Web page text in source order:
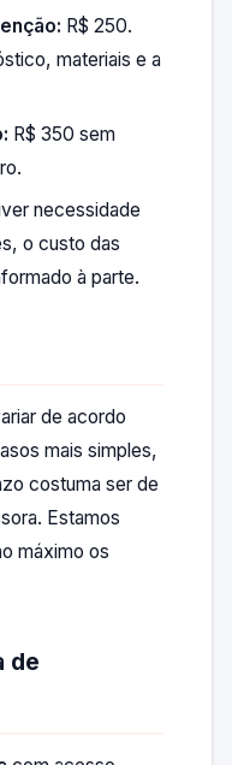
R$ 250.
materiais e a
R$ 350 sem
necessidade
o custo das
à parte.
de acordo
mais simples,
costuma ser de
Estamos
máximo os
de